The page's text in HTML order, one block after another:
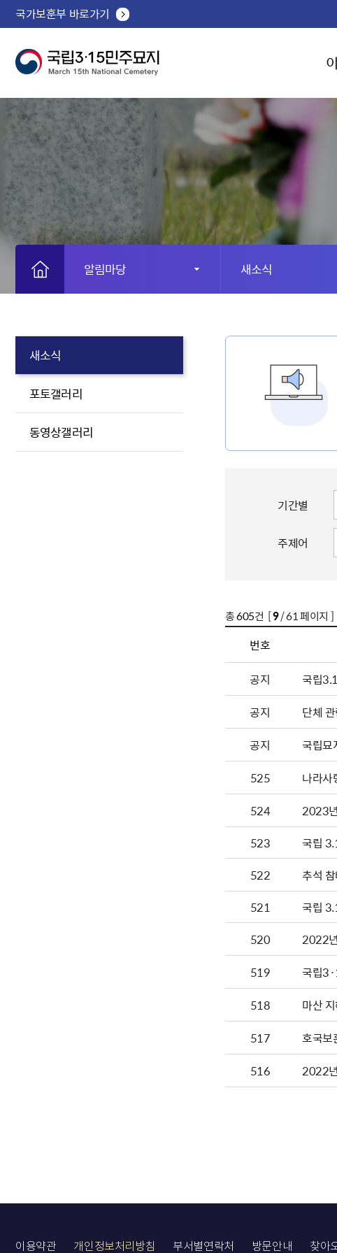
국가보훈부 바로가기
알림마당 새소식
새소식
포토갤러리
동영상갤러리
기간별
주제어
총605건 [9/ 61 페이지 ]
번호
공지
국립
공지
단체
공지
국립묘
525
나라사
524
2023
523
국립
522
추석
521
국립
520
2022
519
국립
518
마산
517
호국보
516
2022
이용약관 개인정보처리방침 부서별연락처 방문안내 찾아